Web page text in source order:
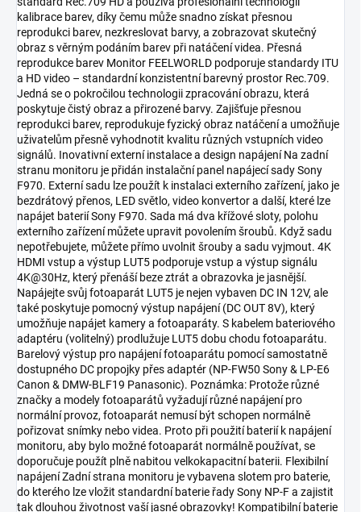
kalibrace barev, díky čemu může snadno získat přesnou
reprodukci barev, nezkreslovat barvy, a zobrazovat skutečný
obraz s věrným podáním barev při natáčení videa. Přesná
reprodukce barev Monitor FEELWORLD podporuje standardy ITU
a HD video – standardní konzistentní barevný prostor Rec.709.
Jedná se o pokročilou technologii zpracování obrazu, která
poskytuje čistý obraz a přirozené barvy. Zajišťuje přesnou
reprodukci barev, reprodukuje fyzický obraz natáčení a umožňuje
uživatelům přesně vyhodnotit kvalitu různých vstupních video
signálů. Inovativní externí instalace a design napájení Na zadní
stranu monitoru je přidán instalační panel napájecí sady Sony
F970. Externí sadu lze použít k instalaci externího zařízení, jako je
bezdrátový přenos, LED světlo, video konvertor a další, které lze
napájet baterií Sony F970. Sada má dva křížové sloty, polohu
externího zařízení můžete upravit povolením šroubů. Když sadu
nepotřebujete, můžete přímo uvolnit šrouby a sadu vyjmout. 4K
HDMI vstup a výstup LUT5 podporuje vstup a výstup signálu
4K@30Hz, který přenáší beze ztrát a obrazovka je jasnější.
Napájejte svůj fotoaparát LUT5 je nejen vybaven DC IN 12V, ale
také poskytuje pomocný výstup napájení (DC OUT 8V), který
umožňuje napájet kamery a fotoaparáty. S kabelem bateriového
adaptéru (volitelný) prodlužuje LUT5 dobu chodu fotoaparátu.
Barelový výstup pro napájení fotoaparátu pomocí samostatně
dostupného DC propojky přes adaptér (NP-FW50 Sony & LP-E6
Canon & DMW-BLF19 Panasonic). Poznámka: Protože různé
značky a modely fotoaparátů vyžadují různé napájení pro
normální provoz, fotoaparát nemusí být schopen normálně
pořizovat snímky nebo videa. Proto při použití baterií k napájení
monitoru, aby bylo možné fotoaparát normálně používat, se
doporučuje použít plně nabitou velkokapacitní baterii. Flexibilní
napájení Zadní strana monitoru je vybavena slotem pro baterie,
do kterého lze vložit standardní baterie řady Sony NP-F a zajistit
tak dlouhou životnost vaší jasné obrazovky! Kompatibilní baterie